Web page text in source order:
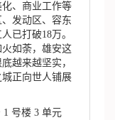
、商业工作等
发动区、容东
已打破18万。
如荼，雄安这
越来越坚实，
正向世人铺展
号楼 3 单元